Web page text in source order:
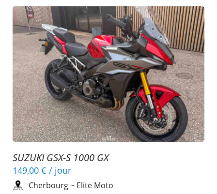
SUZUKI GSX-S 1000 GX
149,00 € / jour
Cherbourg~ Elite Moto